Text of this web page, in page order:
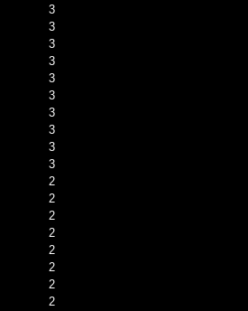
3
3
3
3
3
3
3
3
3
3
2
2
2
2
2
2
2
2